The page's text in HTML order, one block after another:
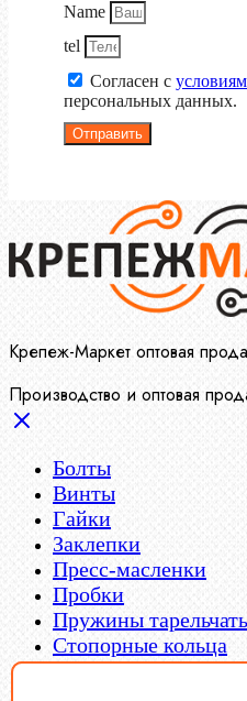
Name
tel
Согласен с
персональных данных.
Отправить
Крепеж-Маркет оптовая
Производство и оптовая
Болты
Винты
Гайки
Заклепки
Пресс-масленки
Пробки
Пружины
Стопорные кольца
Такелаж